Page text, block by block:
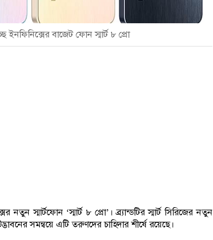
ইনফিনিক্সের বাজেট ফোন স্মার্ট ৮ প্রো
নতুন স্মার্টফোন ‘স্মার্ট ৮ প্রো’। ব্র্যান্ডটির স্মার্ট সিরিজের নতুন
সমন্বয়ে এটি তরুণদের চাহিদার শীর্ষে রয়েছে।